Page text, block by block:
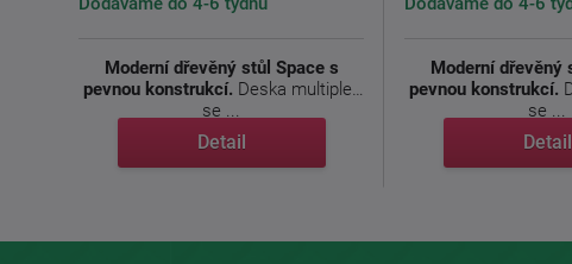
Moderní dřevěný stůl Space s
pevnou konstrukcí. Deska multiplex
se ...
Detail
Moderní dřevěný
pevnou konstrukcí.
se ...
Detail